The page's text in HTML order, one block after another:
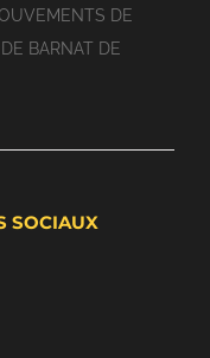
DE
BARNAT DE
SOCIAUX